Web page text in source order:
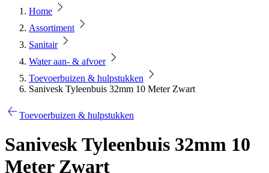
Home
Assortiment
Sanitair
Water aan- & afvoer
Toevoerbuizen & hulpstukken
Sanivesk Tyleenbuis 32mm 10 Meter Zwart
Toevoerbuizen & hulpstukken
Sanivesk Tyleenbuis 32mm 10
Meter Zwart